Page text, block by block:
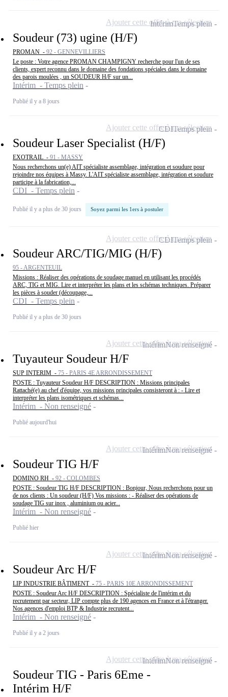
Soudeur (73) ugine (H/F)
PROMAN - 92 - GENNEVILLIERS
Le poste : Votre agence PROMAN CHAMPIGNY recherche pour l'un de ses
clients, expert reconnu dans le domaine des fondations spéciales dans le domaine
des parois moulées , un SOUDEUR H/F sur un...
Intérim - Temps plein
Publié il y a 8 jours
IntérimTemps plein
Ajouter cette offre à ma sélection
Soudeur Laser Specialist (H/F)
EXOTRAIL - 91 - MASSY
Nous recherchons un(e) AIT spécialiste assemblage, intégration et soudure pour
rejoindre nos équipes à Massy. L'AIT spécialiste assemblage, intégration et soudure
participe à la fabrication,...
CDI - Temps plein
Publié il y a plus de 30 jours Soyez parmi les 1ers à postuler
CDITemps plein
Ajouter cette offre à ma sélection
Soudeur ARC/TIG/MIG (H/F)
95 - ARGENTEUIL
Missions : Réaliser des opérations de soudage manuel en utilisant les procédés
ARC, TIG et MIG. Lire et interpréter les plans et les schémas techniques. Préparer
les pièces à souder (découpage,...
CDI - Temps plein
Publié il y a plus de 30 jours
CDITemps plein
Ajouter cette offre à ma sélection
Tuyauteur Soudeur H/F
SUP INTERIM - 75 - PARIS 4E ARRONDISSEMENT
POSTE : Tuyauteur Soudeur H/F DESCRIPTION : Missions principales
Rattaché(e) au chef d'équipe, vos missions principales consisteront à : - Lire et
interpréter les plans isométriques et schémas...
Intérim - Non renseigné
Publié aujourd'hui
IntérimNon renseigné
Ajouter cette offre à ma sélection
Soudeur TIG H/F
DOMINO RH - 92 - COLOMBES
POSTE : Soudeur TIG H/F DESCRIPTION : Bonjour, Nous recherchons pour un
de nos clients : Un soudeur (H/F) Vos missions : - Réaliser des opérations de
soudage TIG sur inox , aluminium ou acier...
Intérim - Non renseigné
Publié hier
IntérimNon renseigné
Ajouter cette offre à ma sélection
Soudeur Arc H/F
LIP INDUSTRIE BÂTIMENT - 75 - PARIS 10E ARRONDISSEMENT
POSTE : Soudeur Arc H/F DESCRIPTION : Spécialiste de l'intérim et du
recrutement par secteur, LIP compte plus de 190 agences en France et à l'étranger.
Nos agences d'emploi BTP & Industrie recrutent...
Intérim - Non renseigné
Publié il y a 2 jours
IntérimNon renseigné
Ajouter cette offre à ma sélection
Soudeur TIG - Paris 6Eme -
Intérim H/F
IntérimNon renseigné
Ajouter cette offre à ma sélection